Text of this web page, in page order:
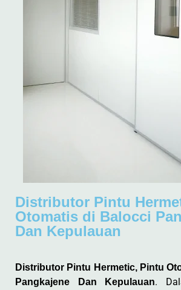
Distributor Pintu
Otomatis di Balocci
Dan Kepulauan
Distributor Pintu Hermetic, Pintu
Pangkajene Dan Kepulauan.